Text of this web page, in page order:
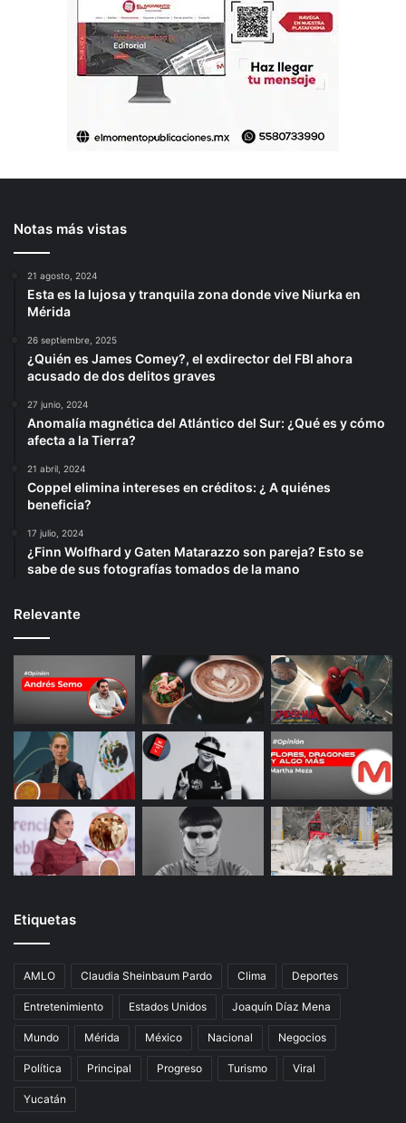
Notas más vistas
21 agosto, 2024
Esta es la lujosa y tranquila zona donde vive Niurka en
Mérida
26 septiembre, 2025
¿Quién es James Comey?, el exdirector del FBI ahora
acusado de dos delitos graves
27 junio, 2024
Anomalía magnética del Atlántico del Sur: ¿Qué es y cómo
afecta a la Tierra?
21 abril, 2024
Coppel elimina intereses en créditos: ¿ A quiénes
beneficia?
17 julio, 2024
¿Finn Wolfhard y Gaten Matarazzo son pareja? Esto se
sabe de sus fotografías tomados de la mano
Relevante
Etiquetas
AMLO Claudia Sheinbaum Pardo Clima Deportes
Entretenimiento Estados Unidos Joaquín Díaz Mena
Mundo Mérida México Nacional Negocios
Política Principal Progreso Turismo Viral
Yucatán